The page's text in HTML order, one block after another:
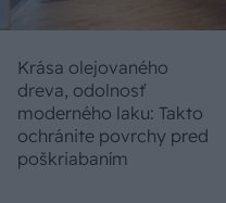
Krása olejovaného
dreva, odolnosť
moderného laku: Takto
ochránite povrchy pred
poškriabaním